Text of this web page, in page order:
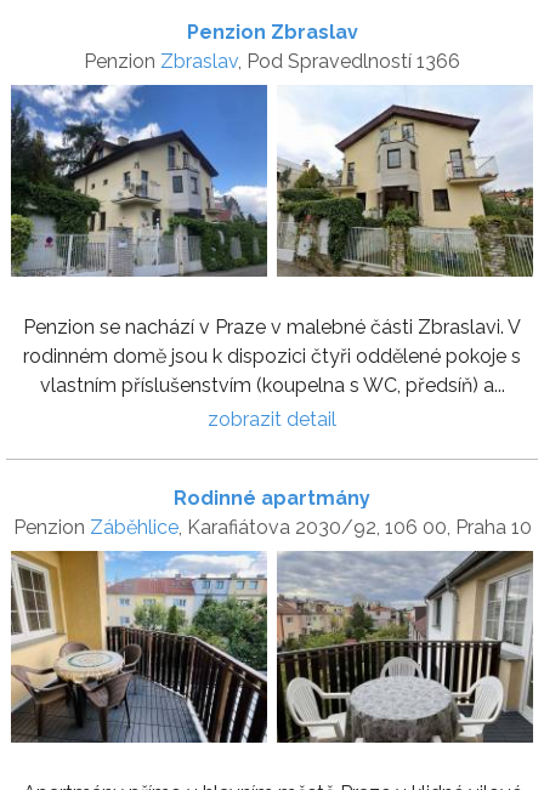
Penzion Zbraslav
Penzion Zbraslav, Pod Spravedlností 1366
Penzion se nachází v Praze v malebné části Zbraslavi. V
rodinném domě jsou k dispozici čtyři oddělené pokoje s
vlastním příslušenstvím (koupelna s WC, předsíň) a...
zobrazit detail
Rodinné apartmány
Penzion Záběhlice, Karafiátova 2030/92, 106 00, Praha 10